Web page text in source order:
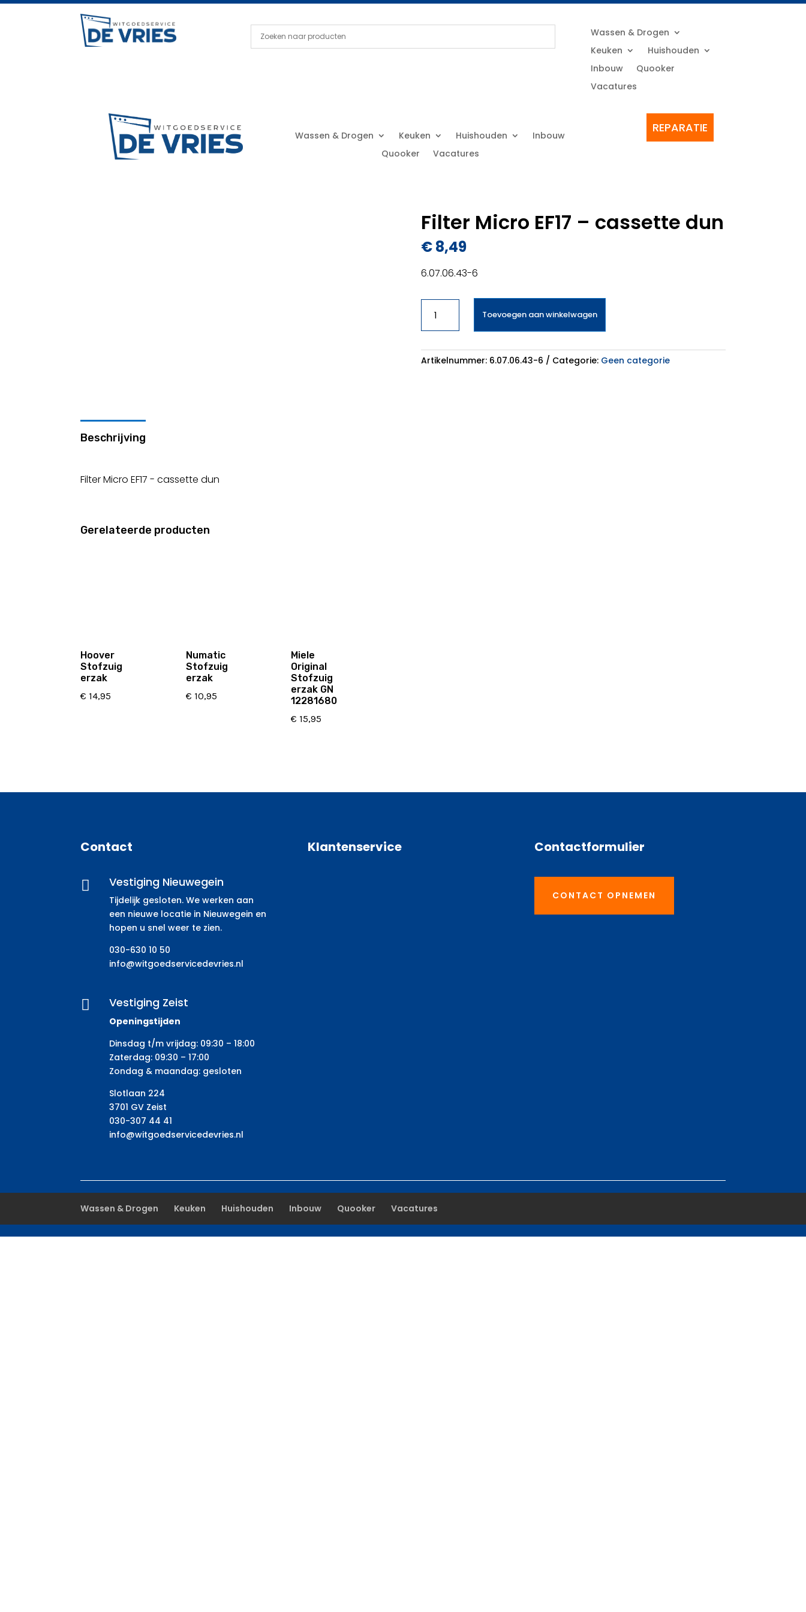
Wassen & Drogen
Keuken
Huishouden
Inbouw
Quooker
Vacatures
Wassen & Drogen Keuken Huishouden
Inbouw
Quooker
Vacatures
REPARATIE
Filter Micro EF17 – cassette dun
€8,49
6.07.06.43-6
Micro
EF17
-
cassette
Toevoegen aan winkelwagen
Artikelnummer: 6.07.06.43-6 Categorie: Geen categorie
Beschrijving
Filter Micro EF17 - cassette dun
Gerelateerde producten
Hoover
Stofzuig
erzak
€ 14,95
Numatic
Stofzuig
erzak
€ 10,95
Miele
Original
Stofzuig
erzak GN
12281680
€ 15,95
Contact
 Vestiging Nieuwegein
Tijdelijk gesloten. We werken aan
een nieuwe locatie in Nieuwegein en
hopen u snel weer te zien.
030-630 10 50
info@witgoedservicedevries.nl
 Vestiging Zeist
Openingstijden
Dinsdag t/m vrijdag: 09:30 – 18:00
Zaterdag: 09:30 – 17:00
Zondag & maandag: gesloten
Slotlaan 224
3701 GV Zeist
030-307 44 41
info@witgoedservicedevries.nl
Klantenservice Contactformulier
CONTACT OPNEMEN
Wassen & Drogen Keuken Huishouden Inbouw Quooker Vacatures